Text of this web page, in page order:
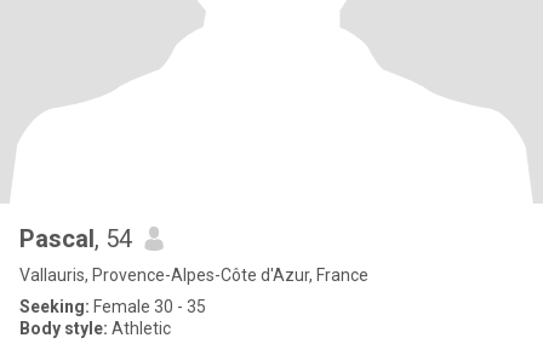
Pascal, 54
Vallauris, Provence-Alpes-Côte d'Azur, France
Seeking: Female 30 - 35
Body style: Athletic